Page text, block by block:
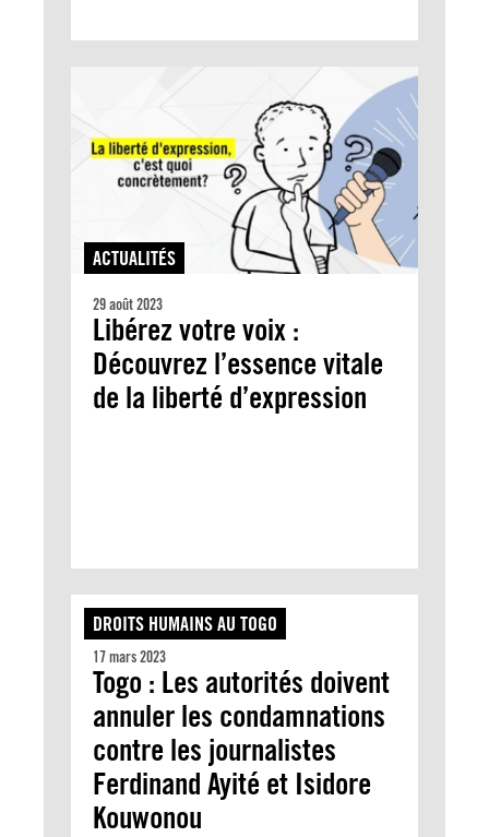
ACTUALITÉS
29 août 2023
Libérez votre voix :
Découvrez l’essence vitale
de la liberté d’expression
DROITS HUMAINS AU TOGO
17 mars 2023
Togo : Les autorités doivent
annuler les condamnations
contre les journalistes
Ferdinand Ayité et Isidore
Kouwonou